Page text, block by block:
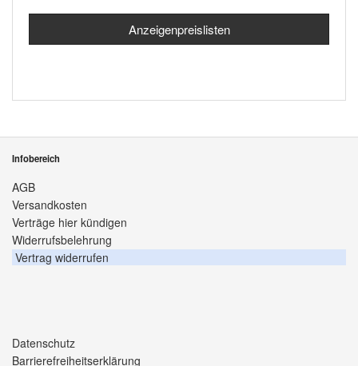
Anzeigenpreislisten
Infobereich
AGB
Versandkosten
Verträge hier kündigen
Widerrufsbelehrung
Vertrag widerrufen
Datenschutz
Barrierefreiheitserklärung